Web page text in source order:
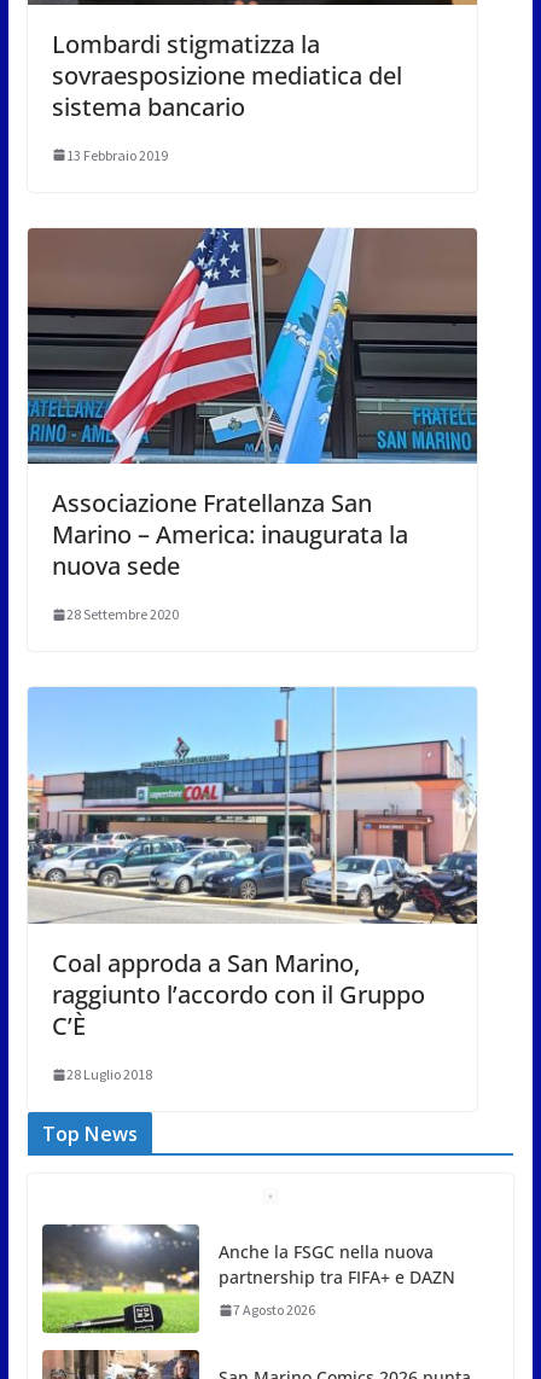
Lombardi stigmatizza la
sovraesposizione mediatica del
sistema bancario
13 Febbraio 2019
Associazione Fratellanza San
Marino – America: inaugurata la
nuova sede
28 Settembre 2020
Coal approda a San Marino,
raggiunto l’accordo con il Gruppo
C’È
28 Luglio 2018
Top News
San Marino Comics 2026 punta
sul territorio: sponsor e realtà
locali protagonisti del festival